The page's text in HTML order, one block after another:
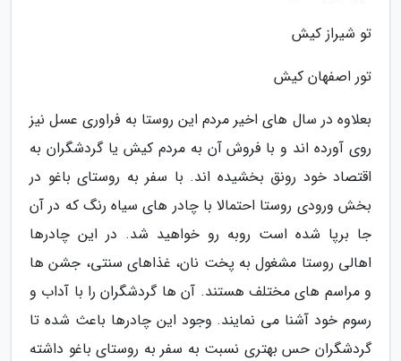
تو شیراز کیش
تور اصفهان کیش
بعلاوه در سال های اخیر مردم این روستا به فراوری عسل نیز
روی آورده اند و با فروش آن به مردم کیش یا گردشگران به
اقتصاد خود رونق بخشیده اند. با سفر به روستای باغو در
بخش ورودی روستا احتمالا با چادر های سیاه رنگ که در آن
جا برپا شده است روبه رو خواهید شد. در این چادرها
اهالی روستا مشغول به پخت نان، غذاهای سنتی، جشن ها
و مراسم های مختلف هستند. آن ها گردشگران را با آداب و
رسوم خود آشنا می نمایند. وجود این چادرها باعث شده تا
گردشگران حس بهتری نسبت به سفر به روستای باغو داشته